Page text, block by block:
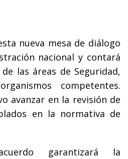
nueva mesa de diálogo
nacional y contará
las áreas de Seguridad,
competentes.
avanzar en la revisión de
en la normativa de
garantizará la